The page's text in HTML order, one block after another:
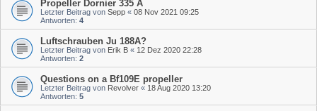
Propeller Dornier 335 A
Letzter Beitrag von Sepp « 08 Nov 2021 09:25
Antworten: 4
Luftschrauben Ju 188A?
Letzter Beitrag von Erik B « 12 Dez 2020 22:28
Antworten: 2
Questions on a Bf109E propeller
Letzter Beitrag von Revolver « 18 Aug 2020 13:20
Antworten: 5